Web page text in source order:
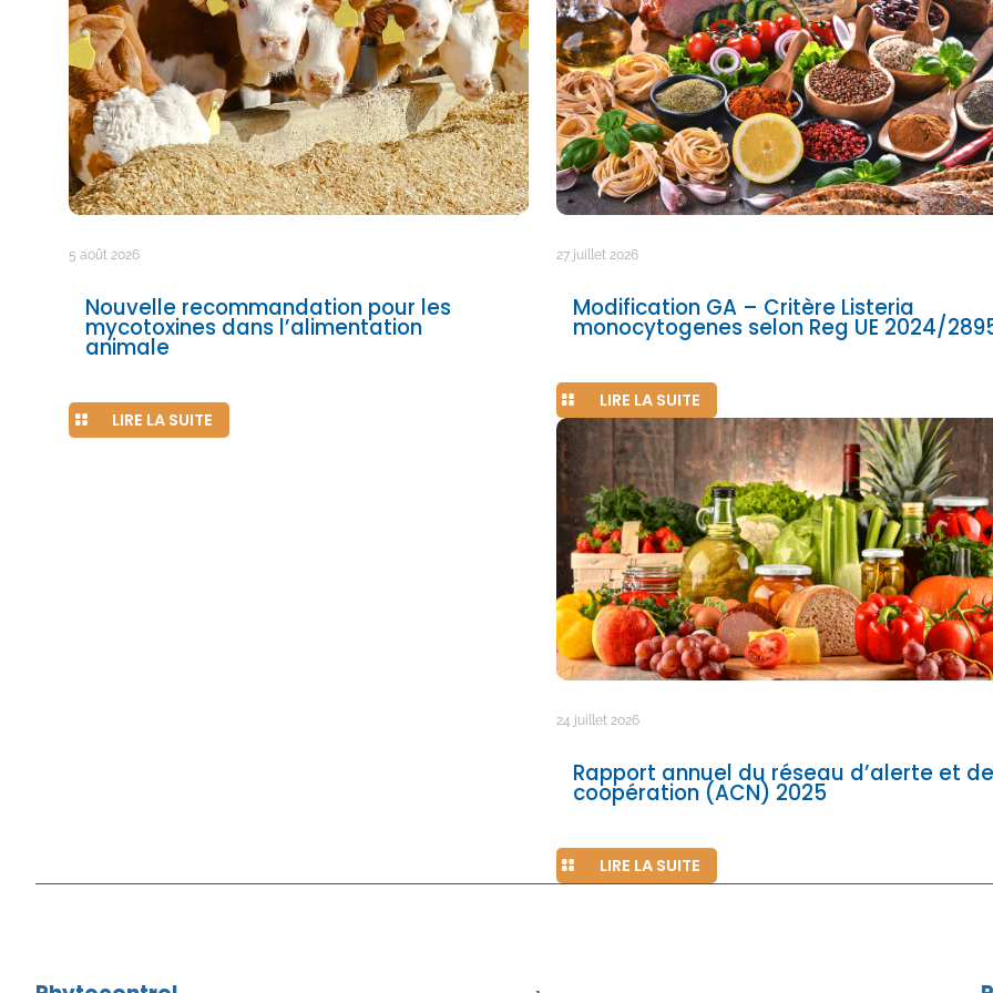
5 août 2026
Nouvelle recommandation pour les
mycotoxines dans l’alimentation
animale
LIRE LA SUITE
27 juillet 2026
Modification GA – Critère Listeria
monocytogenes selon Reg UE 2024/
LIRE LA SUITE
24 juillet 2026
Rapport annuel du réseau d’alerte et de
coopération (ACN) 2025
LIRE LA SUITE